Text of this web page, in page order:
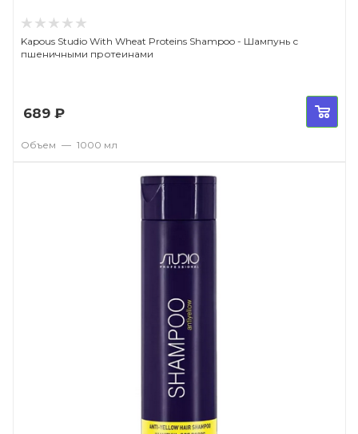
Kapous Studio With Wheat Proteins Shampoo - Шампунь с
пшеничными протеинами
689 ₽
Объем — 1000 мл